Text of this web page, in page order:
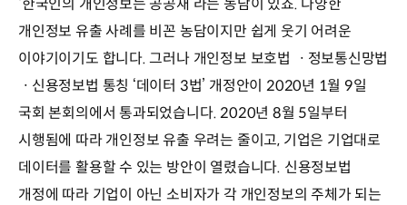
‘한국인의 개인정보는 공공재’라는 농담이 있죠. 다양한
개인정보 유출 사례를 비꼰 농담이지만 쉽게 웃기 어려운
이야기이기도 합니다. 그러나 개인정보 보호법 ㆍ정보통신망법
ㆍ신용정보법 통칭 ‘데이터 3법’ 개정안이 2020년 1월 9일
국회 본회의에서 통과되었습니다. 2020년 8월 5일부터
시행됨에 따라 개인정보 유출 우려는 줄이고, 기업은 기업대로
데이터를 활용할 수 있는 방안이 열렸습니다. 신용정보법
개정에 따라 기업이 아닌 소비자가 각 개인정보의 주체가 되는